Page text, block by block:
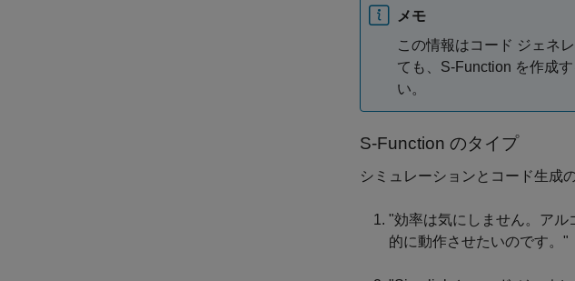
メモ
この情報はコード ジェネ
ても、S-Function を作成
い。
S-Function のタイプ
シミュレーションとコード生成
"効率は気にしません。アル
的に動作させたいのです。"